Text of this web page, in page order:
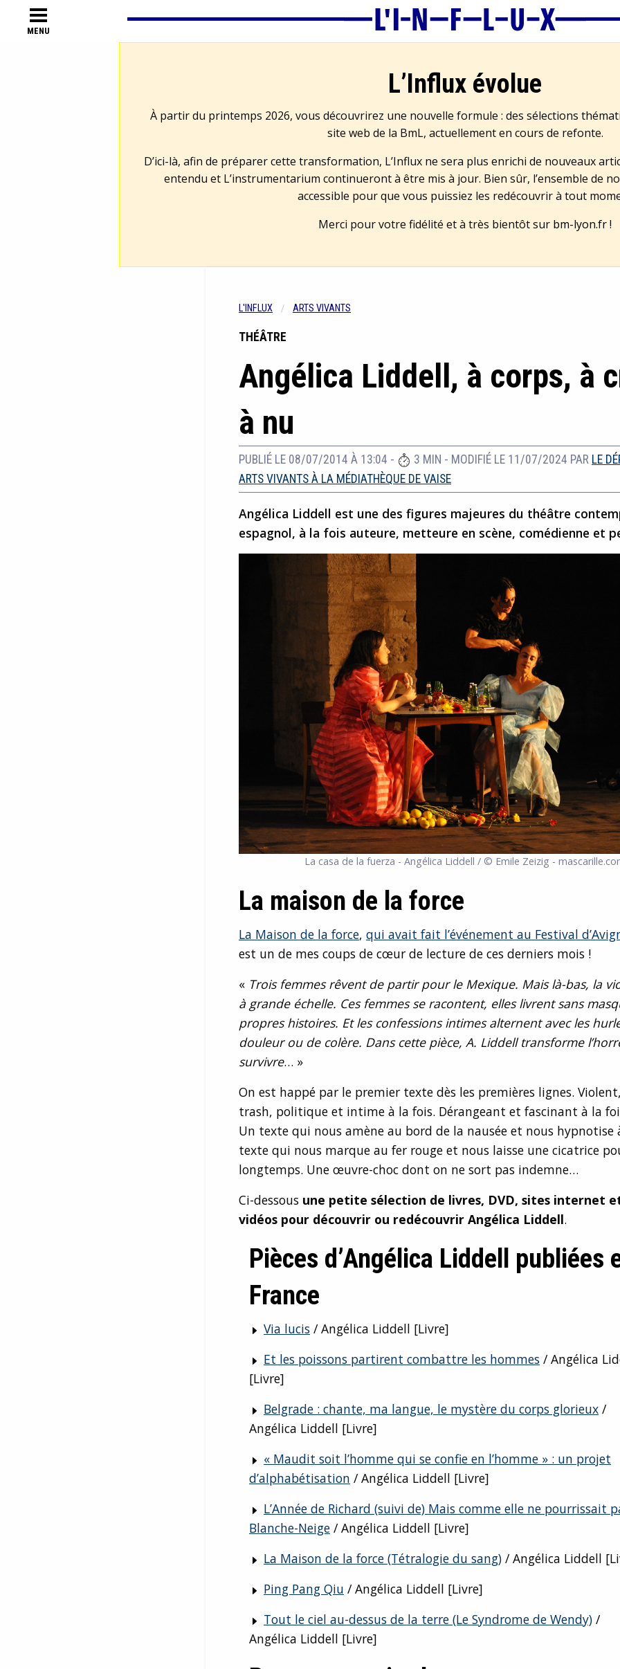
MENU
L’Influx évolue
À partir du printemps 2026, vous découvrirez une nouvelle formule : des sélections
site web de la BmL, actuellement en cours de refonte.
D’ici-là, afin de préparer cette transformation, L’Influx ne sera plus enrichi de nouveaux
entendu et L’instrumentarium continueront à être mis à jour. Bien sûr, l’ensemble de
accessible pour que vous puissiez les redécouvrir à tout
Merci pour votre fidélité et à très bientôt sur bm-lyon.fr!
L'INFLUX ARTS VIVANTS
THÉÂTRE
Angélica Liddell, à corps, à
à nu
PUBLIÉ LE 08/07/2014 À 13:04 - 3 MIN - MODIFIÉ LE 11/07/2024 PAR LE
ARTS VIVANTS À LA MÉDIATHÈQUE DE VAISE
Angélica Liddell est une des figures majeures du théâtre
espagnol, à la fois auteure, metteure en scène, comédienne et
La casa de la fuerza - Angélica Liddell / © Emile Zeizig -
La maison de la force
La Maison de la force, qui avait fait l’événement au Festival
est un de mes coups de cœur de lecture de ces derniers mois !
« Trois femmes rêvent de partir pour le Mexique. Mais là-bas, la
à grande échelle. Ces femmes se racontent, elles livrent sans
propres histoires. Et les confessions intimes alternent avec les
douleur ou de colère. Dans cette pièce, A. Liddell transforme
survivre… »
On est happé par le premier texte dès les premières lignes.
trash, politique et intime à la fois. Dérangeant et fascinant à la
Un texte qui nous amène au bord de la nausée et nous hypnotise
texte qui nous marque au fer rouge et nous laisse une cicatrice
longtemps. Une œuvre-choc dont on ne sort pas indemne…
Ci-dessous une petite sélection de livres, DVD, sites internet
vidéos pour découvrir ou redécouvrir Angélica Liddell.
Pièces d’Angélica Liddell publiées
France
Via lucis / Angélica Liddell [Livre]
Et les poissons partirent combattre les hommes / Angélica
[Livre]
Belgrade : chante, ma langue, le mystère du corps glorieux /
Angélica Liddell [Livre]
« Maudit soit l’homme qui se confie en l’homme » : un projet
d’alphabétisation / Angélica Liddell [Livre]
L’Année de Richard (suivi de) Mais comme elle ne pourrissait
Blanche-Neige / Angélica Liddell [Livre]
La Maison de la force (Tétralogie du sang) / Angélica Liddell
Ping Pang Qiu / Angélica Liddell [Livre]
Tout le ciel au-dessus de la terre (Le Syndrome de Wendy) /
Angélica Liddell [Livre]